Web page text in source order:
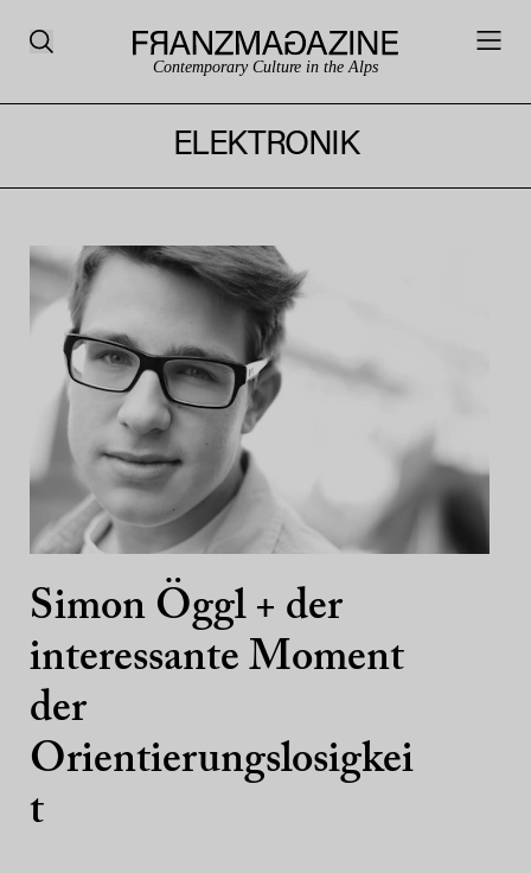
Contemporary Culture in the Alps
ELEKTRONIK
Simon Öggl + der
interessante Moment
der
Orientierungslosigkei
t